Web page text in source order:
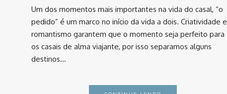
Um dos momentos mais importantes na vida do casal, “o
pedido” é um marco no início da vida a dois. Criatividade e
romantismo garantem que o momento seja perfeito para
os casais de alma viajante, por isso separamos alguns
destinos…